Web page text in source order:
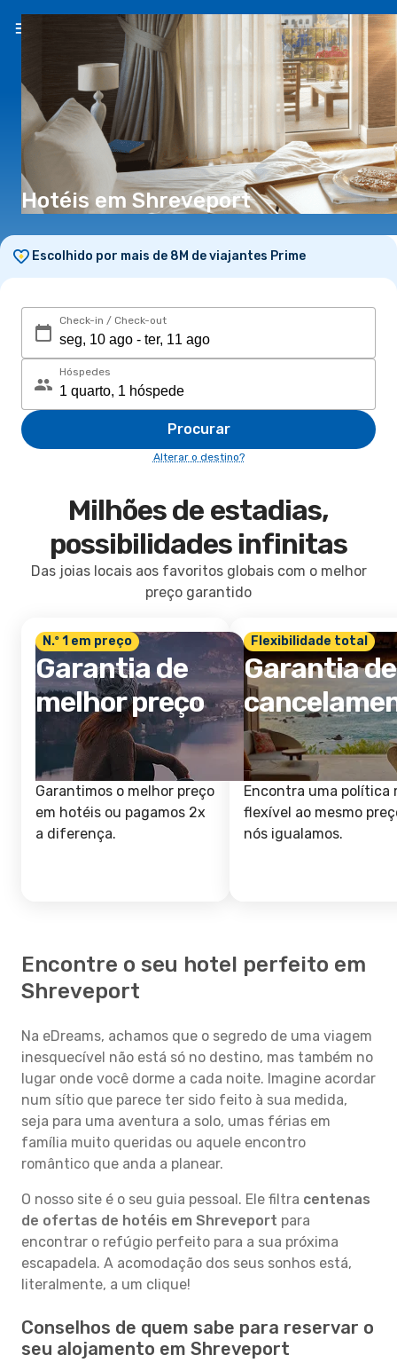
PT(€)
Hotéis em Shreveport
Escolhido por mais de 8M de viajantes Prime
Check-in / Check-out
Hóspedes
Procurar
Alterar o destino?
Milhões de estadias,
possibilidades infinitas
Das joias locais aos favoritos globais com o melhor
preço garantido
N.º 1 em preço
Garantia de
melhor preço
Garantimos o melhor preço
em hotéis ou pagamos 2x
a diferença.
Flexibilidade total
Garantia de
Encontra uma política
flexível ao mesmo
nós igualamos.
Encontre o seu hotel perfeito em
Shreveport
Na eDreams, achamos que o segredo de uma viagem
inesquecível não está só no destino, mas também no
lugar onde você dorme a cada noite. Imagine acordar
num sítio que parece ter sido feito à sua medida,
seja para uma aventura a solo, umas férias em
família muito queridas ou aquele encontro
romântico que anda a planear.
O nosso site é o seu guia pessoal. Ele filtra centenas
de ofertas de hotéis em Shreveport para
encontrar o refúgio perfeito para a sua próxima
escapadela. A acomodação dos seus sonhos está,
literalmente, a um clique!
Conselhos de quem sabe para reservar o
seu alojamento em Shreveport